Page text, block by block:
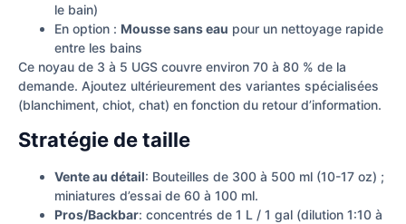
le bain)
En option : Mousse sans eau pour un nettoyage rapide
entre les bains
Ce noyau de 3 à 5 UGS couvre environ 70 à 80 % de la
demande. Ajoutez ultérieurement des variantes spécialisées
(blanchiment, chiot, chat) en fonction du retour d’information.
Stratégie de taille
Vente au détail: Bouteilles de 300 à 500 ml (10-17 oz) ;
miniatures d’essai de 60 à 100 ml.
Pros/Backbar: concentrés de 1 L / 1 gal (dilution 1:10 à